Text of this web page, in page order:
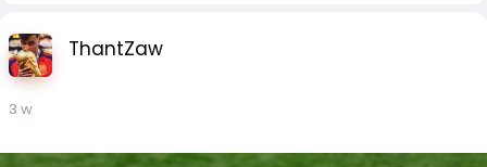
ThantZaw
3 w